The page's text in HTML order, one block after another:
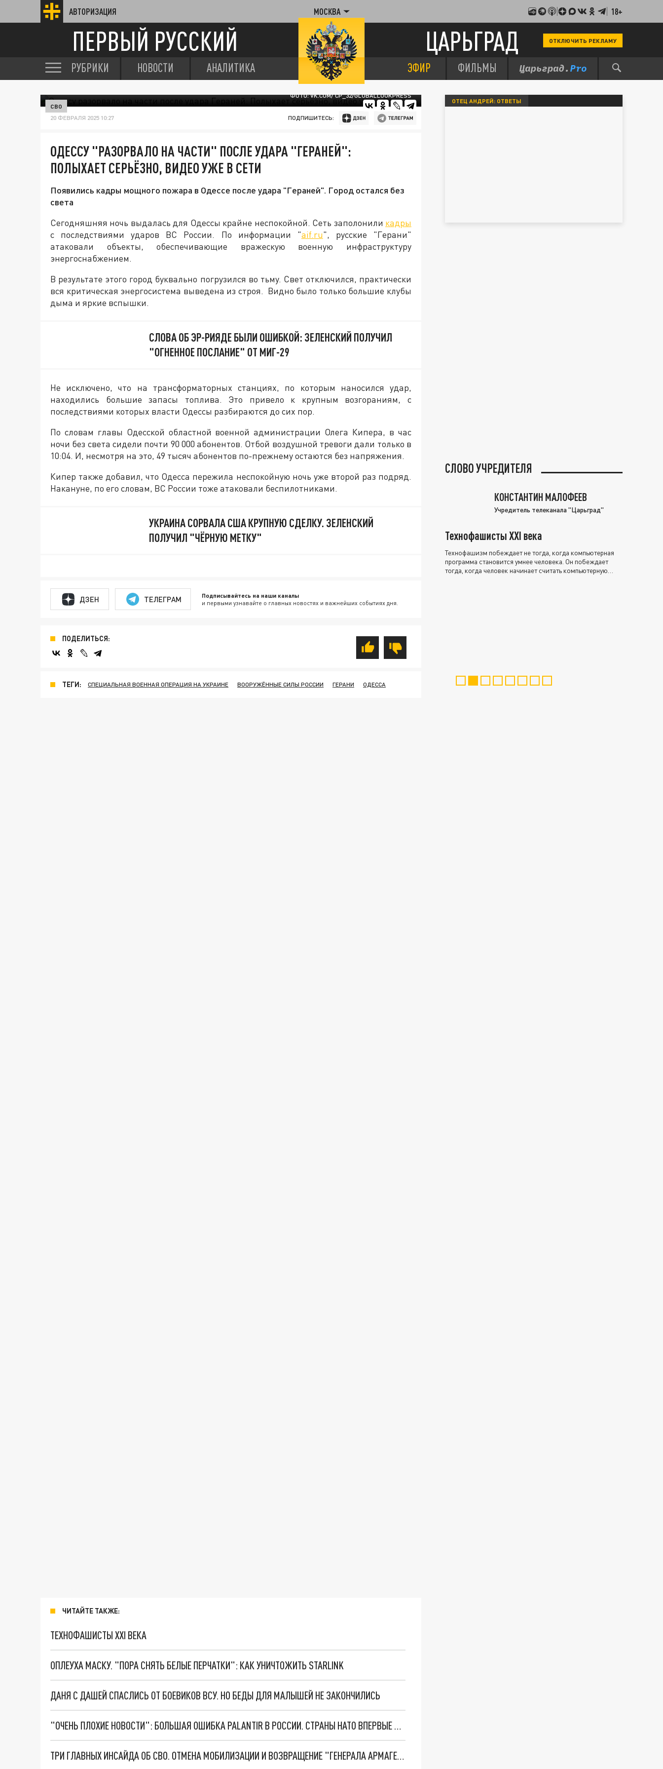
АВТОРИЗАЦИЯ МОСКВА 18+
ПЕРВЫЙ РУССКИЙ ЦАРЬГРАД ОТКЛЮЧИТЬ РЕКЛАМУ
РУБРИКИ НОВОСТИ АНАЛИТИКА ЭФИР ФИЛЬМЫ
ФОТО: VK.COM/ CP_32/GLOBALLOOKPRESS
СВО
20 ФЕВРАЛЯ 2025 10:27 ПОДПИШИТЕСЬ:
ОДЕССУ "РАЗОРВАЛО НА ЧАСТИ" ПОСЛЕ УДАРА "ГЕРАНЕЙ":
ПОЛЫХАЕТ СЕРЬЁЗНО, ВИДЕО УЖЕ В СЕТИ
Появились кадры мощного пожара в Одессе после удара "Гераней". Город остался без
света
Сегодняшняя ночь выдалась для Одессы крайне неспокойной. Сеть заполонили кадры
с последствиями ударов ВС России. По информации "aif.ru", русские "Герани"
атаковали объекты, обеспечивающие вражескую военную инфраструктуру
энергоснабжением.
В результате этого город буквально погрузился во тьму. Свет отключился, практически
вся критическая энергосистема выведена из строя. Видно было только большие клубы
дыма и яркие вспышки.
СЛОВА ОБ ЭР-РИЯДЕ БЫЛИ ОШИБКОЙ: ЗЕЛЕНСКИЙ ПОЛУЧИЛ
"ОГНЕННОЕ ПОСЛАНИЕ" ОТ МИГ-29
Не исключено, что на трансформаторных станциях, по которым наносился удар,
находились большие запасы топлива. Это привело к крупным возгораниям, с
последствиями которых власти Одессы разбираются до сих пор.
По словам главы Одесской областной военной администрации Олега Кипера, в час
ночи без света сидели почти 90 000 абонентов. Отбой воздушной тревоги дали только в
10:04. И, несмотря на это, 49 тысяч абонентов по-прежнему остаются без напряжения.
Кипер также добавил, что Одесса пережила неспокойную ночь уже второй раз подряд.
Накануне, по его словам, ВС России тоже атаковали беспилотниками.
УКРАИНА СОРВАЛА США КРУПНУЮ СДЕЛКУ. ЗЕЛЕНСКИЙ
ПОЛУЧИЛ "ЧЁРНУЮ МЕТКУ"
ДЗЕН ТЕЛЕГРАМ Подписывайтесь на наши каналы
и первыми узнавайте о главных новостях и важнейших событиях дня.
ПОДЕЛИТЬСЯ:
ТЕГИ: СПЕЦИАЛЬНАЯ ВОЕННАЯ ОПЕРАЦИЯ НА УКРАИНЕ ВООРУЖЁННЫЕ СИЛЫ РОССИИ ГЕРАНИ ОДЕССА
ЧИТАЙТЕ ТАКЖЕ:
ТЕХНОФАШИСТЫ XXI ВЕКА
ОПЛЕУХА МАСКУ. "ПОРА СНЯТЬ БЕЛЫЕ ПЕРЧАТКИ": КАК УНИЧТОЖИТЬ STARLINK
ДАНЯ С ДАШЕЙ СПАСЛИСЬ ОТ БОЕВИКОВ ВСУ. НО БЕДЫ ДЛЯ МАЛЫШЕЙ НЕ ЗАКОНЧИЛИСЬ
"ОЧЕНЬ ПЛОХИЕ НОВОСТИ": БОЛЬШАЯ ОШИБКА PALANTIR В РОССИИ. СТРАНЫ НАТО ВПЕРВЫЕ ЗА СВО ОСТАНОВИЛИ ПОСТАВКИ ОРУЖИЯ. ВСУ ТЕРЯЮТ ПРИГРАНИЧЬЕ?
ТРИ ГЛАВНЫХ ИНСАЙДА ОБ СВО. ОТМЕНА МОБИЛИЗАЦИИ И ВОЗВРАЩЕНИЕ "ГЕНЕРАЛА АРМАГЕДДОНА"? ОТЛИЧНЫЕ НОВОСТИ, КОТОРЫЕ ЖДАЛИ ВСЕ
ОТЕЦ АНДРЕЙ: ОТВЕТЫ
СЛОВО УЧРЕДИТЕЛЯ
КОНСТАНТИН МАЛОФЕЕВ
Учредитель телеканала "Царьград"
Технофашисты XXI века
Технофашизм побеждает не тогда, когда компьютерная
программа становится умнее человека. Он побеждает
тогда, когда человек начинает считать компьютерную